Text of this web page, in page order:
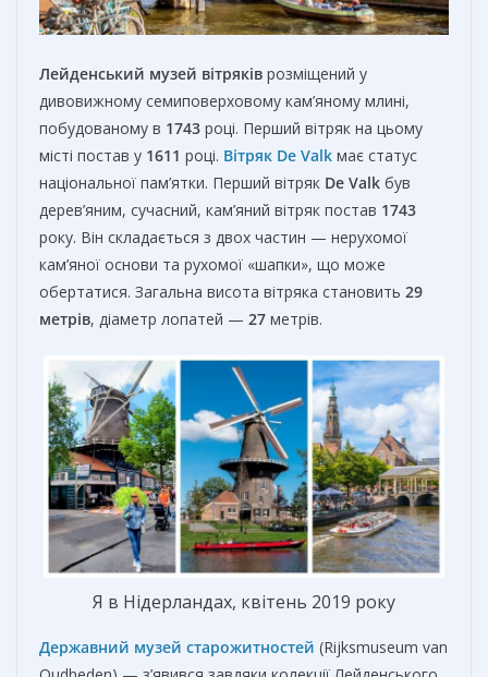
Лейденський музей вітряків розміщений у
дивовижному семиповерховому кам’яному млині,
побудованому в 1743 році. Перший вітряк на цьому
місті постав у 1611 році. Вітряк De Valk має статус
національної пам’ятки. Перший вітряк De Valk був
дерев’яним, сучасний, кам’яний вітряк постав 1743
року. Він складається з двох частин — нерухомої
кам’яної основи та рухомої «шапки», що може
обертатися. Загальна висота вітряка становить 29
метрів, діаметр лопатей — 27 метрів.
Я в Нідерландах, квітень 2019 року
Державний музей старожитностей (Rijksmuseum van